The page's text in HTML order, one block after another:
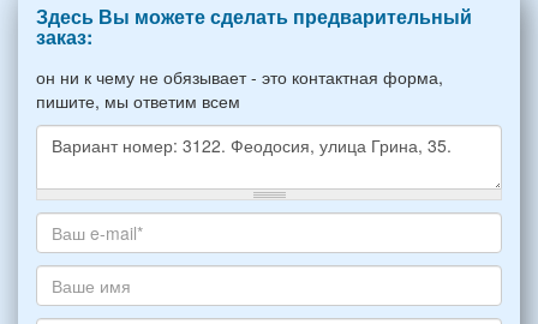
Здесь Вы можете сделать предварительный
заказ:
он ни к чему не обязывает - это контактная форма,
пишите, мы ответим всем
Какое
жилье
хотите
снять,
укажите
Ваш
адрес
электронной
Ваше